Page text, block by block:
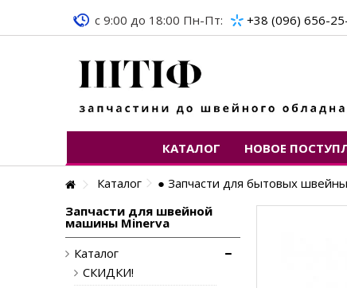
c 9:00 до 18:00 Пн-Пт: +38 (096) 656-
КАТАЛОГ НОВОЕ
Каталог ● Запчасти для бытовых
Запчасти для швейной
машины Minerva
Каталог
СКИДКИ!